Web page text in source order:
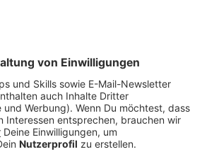
gibt es bisweilen keine offizielle
aber eine eindringliche
maximal 25 - schlimmstenfalls
beschränken. NRW-
Laschet (CDU) betonte, dass